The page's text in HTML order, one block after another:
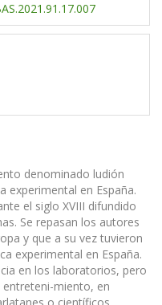
denominado ludión
experimental en España.
el siglo XVIII difundido
Se repasan los autores
y que a su vez tuvieron
experimental en España.
en los laboratorios, pero
miento, en